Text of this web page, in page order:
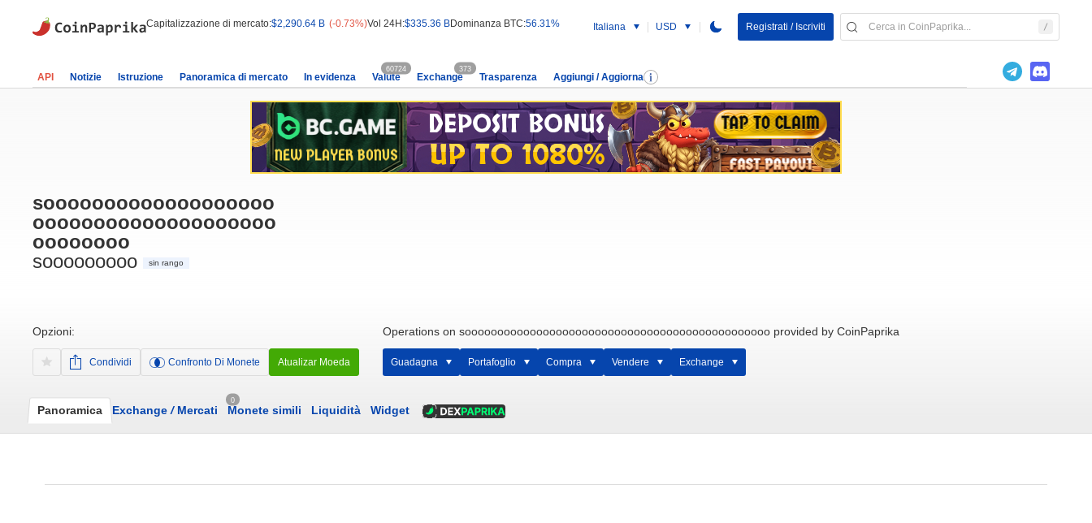
Capitalizzazione di mercato:$2,290.64 B (-0.73%)Vol 24H:$335.36 BDominanza BTC:56.31% Italiana USD Registrati / Iscriviti
API Notizie Istruzione Panoramica di mercato In evidenza Valute
60724
Exchange
373
Trasparenza Aggiungi / Aggiorna
sooooooooooooooooooo
oooooooooooooooooooo
oooooooo
sooooooooo
sin rango
Opzioni:
Condividi Confronto Di Monete Atualizar Moeda
Operations on sooooooooooooooooooooooooooooooooooooooooooooooo provided by CoinPaprika
Guadagna Portafoglio Compra Vendere Exchange
Panoramica Exchange /Mercati
0
Monete simili Liquidità Widget